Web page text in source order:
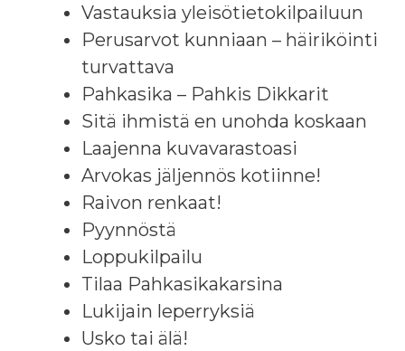
Vastauksia yleisötietokilpailuun
Perusarvot kunniaan – häiriköinti
turvattava
Pahkasika – Pahkis Dikkarit
Sitä ihmistä en unohda koskaan
Laajenna kuvavarastoasi
Arvokas jäljennös kotiinne!
Raivon renkaat!
Pyynnöstä
Loppukilpailu
Tilaa Pahkasikakarsina
Lukijain leperryksiä
Usko tai älä!